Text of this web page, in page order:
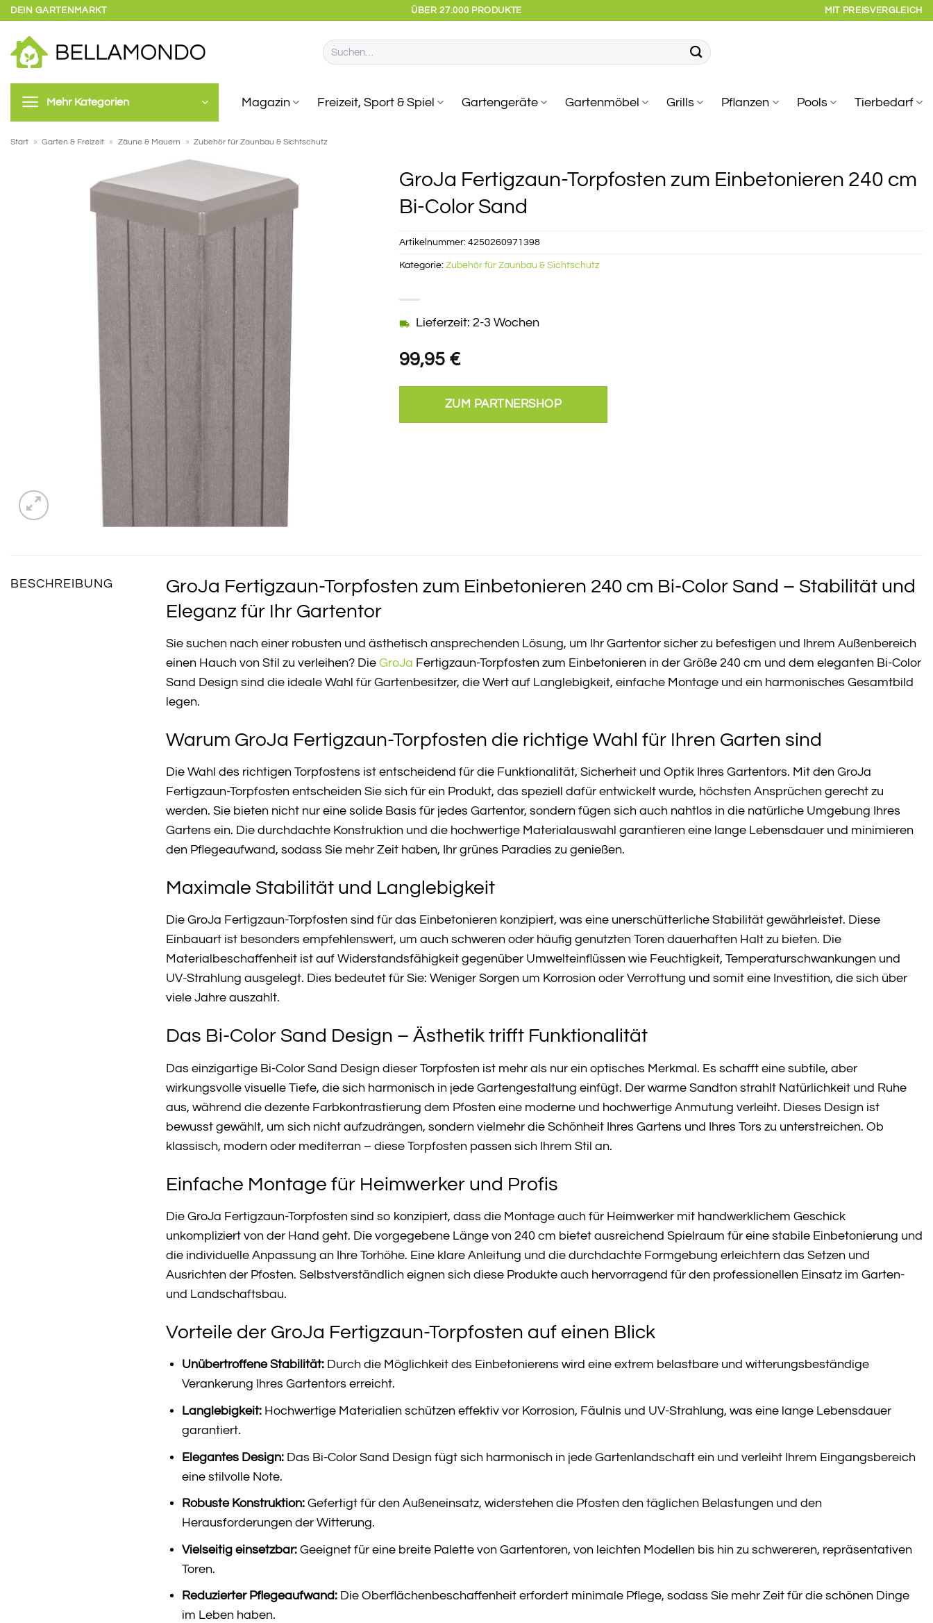
Zum
springen
DEIN GARTENMARKT ÜBER 27.000 PRODUKTE MIT PREISVERGLEICH
Suchen
nach:
Mehr Kategorien Magazin Freizeit, Sport & Spiel Gartengeräte Gartenmöbel Grills Pflanzen Pools Tierbedarf
Start » Garten & Freizeit » Zäune & Mauern » Zubehör für Zaunbau & Sichtschutz
GroJa Fertigzaun-Torpfosten zum Einbetonieren 240 cm
Bi-Color Sand
99,95 €
Lieferzeit: 2-3 Wochen
ZUM PARTNERSHOP
Artikelnummer: 4250260971398
Kategorie: Zubehör für Zaunbau & Sichtschutz
BESCHREIBUNG
GroJa Fertigzaun-Torpfosten zum Einbetonieren 240 cm Bi-Color Sand – Stabilität und
Eleganz für Ihr Gartentor
Sie suchen nach einer robusten und ästhetisch ansprechenden Lösung, um Ihr Gartentor sicher zu befestigen und Ihrem Außenbereich
einen Hauch von Stil zu verleihen? Die GroJa Fertigzaun-Torpfosten zum Einbetonieren in der Größe 240 cm und dem eleganten Bi-Color
Sand Design sind die ideale Wahl für Gartenbesitzer, die Wert auf Langlebigkeit, einfache Montage und ein harmonisches Gesamtbild
legen.
Warum GroJa Fertigzaun-Torpfosten die richtige Wahl für Ihren Garten sind
Die Wahl des richtigen Torpfostens ist entscheidend für die Funktionalität, Sicherheit und Optik Ihres Gartentors. Mit den GroJa
Fertigzaun-Torpfosten entscheiden Sie sich für ein Produkt, das speziell dafür entwickelt wurde, höchsten Ansprüchen gerecht zu
werden. Sie bieten nicht nur eine solide Basis für jedes Gartentor, sondern fügen sich auch nahtlos in die natürliche Umgebung Ihres
Gartens ein. Die durchdachte Konstruktion und die hochwertige Materialauswahl garantieren eine lange Lebensdauer und minimieren
den Pflegeaufwand, sodass Sie mehr Zeit haben, Ihr grünes Paradies zu genießen.
Maximale Stabilität und Langlebigkeit
Die GroJa Fertigzaun-Torpfosten sind für das Einbetonieren konzipiert, was eine unerschütterliche Stabilität gewährleistet. Diese
Einbauart ist besonders empfehlenswert, um auch schweren oder häufig genutzten Toren dauerhaften Halt zu bieten. Die
Materialbeschaffenheit ist auf Widerstandsfähigkeit gegenüber Umwelteinflüssen wie Feuchtigkeit, Temperaturschwankungen und
UV-Strahlung ausgelegt. Dies bedeutet für Sie: Weniger Sorgen um Korrosion oder Verrottung und somit eine Investition, die sich über
viele Jahre auszahlt.
Das Bi-Color Sand Design – Ästhetik trifft Funktionalität
Das einzigartige Bi-Color Sand Design dieser Torpfosten ist mehr als nur ein optisches Merkmal. Es schafft eine subtile, aber
wirkungsvolle visuelle Tiefe, die sich harmonisch in jede Gartengestaltung einfügt. Der warme Sandton strahlt Natürlichkeit und Ruhe
aus, während die dezente Farbkontrastierung dem Pfosten eine moderne und hochwertige Anmutung verleiht. Dieses Design ist
bewusst gewählt, um sich nicht aufzudrängen, sondern vielmehr die Schönheit Ihres Gartens und Ihres Tors zu unterstreichen. Ob
klassisch, modern oder mediterran – diese Torpfosten passen sich Ihrem Stil an.
Einfache Montage für Heimwerker und Profis
Die GroJa Fertigzaun-Torpfosten sind so konzipiert, dass die Montage auch für Heimwerker mit handwerklichem Geschick
unkompliziert von der Hand geht. Die vorgegebene Länge von 240 cm bietet ausreichend Spielraum für eine stabile Einbetonierung und
die individuelle Anpassung an Ihre Torhöhe. Eine klare Anleitung und die durchdachte Formgebung erleichtern das Setzen und
Ausrichten der Pfosten. Selbstverständlich eignen sich diese Produkte auch hervorragend für den professionellen Einsatz im Garten-
und Landschaftsbau.
Vorteile der GroJa Fertigzaun-Torpfosten auf einen Blick
Unübertroffene Stabilität: Durch die Möglichkeit des Einbetonierens wird eine extrem belastbare und witterungsbeständige
Verankerung Ihres Gartentors erreicht.
Langlebigkeit: Hochwertige Materialien schützen effektiv vor Korrosion, Fäulnis und UV-Strahlung, was eine lange Lebensdauer
garantiert.
Elegantes Design: Das Bi-Color Sand Design fügt sich harmonisch in jede Gartenlandschaft ein und verleiht Ihrem Eingangsbereich
eine stilvolle Note.
Robuste Konstruktion: Gefertigt für den Außeneinsatz, widerstehen die Pfosten den täglichen Belastungen und den
Herausforderungen der Witterung.
Vielseitig einsetzbar: Geeignet für eine breite Palette von Gartentoren, von leichten Modellen bis hin zu schwereren, repräsentativen
Toren.
Reduzierter Pflegeaufwand: Die Oberflächenbeschaffenheit erfordert minimale Pflege, sodass Sie mehr Zeit für die schönen Dinge
im Leben haben.